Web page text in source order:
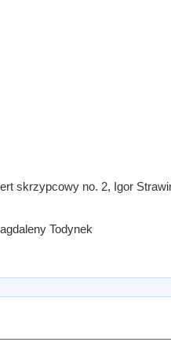
skrzypcowy no. 2, Igor
Todynek